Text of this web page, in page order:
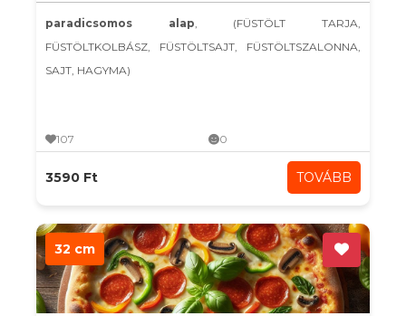
paradicsomos alap, (FÜSTÖLT TARJA,
FÜSTÖLTKOLBÁSZ, FÜSTÖLTSAJT, FÜSTÖLTSZALONNA,
SAJT, HAGYMA)
107 0
3590 Ft TOVÁBB
32 cm